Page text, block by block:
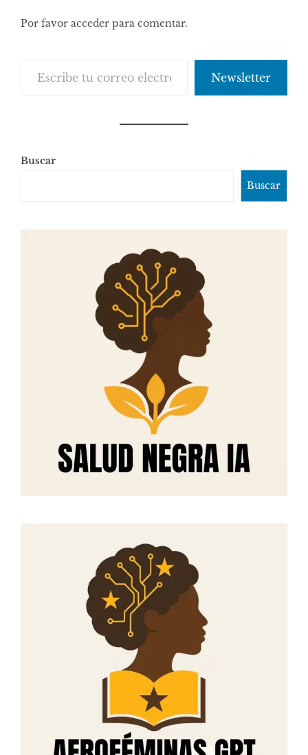
Por favor acceder para comentar.
Newsletter
Buscar
Buscar